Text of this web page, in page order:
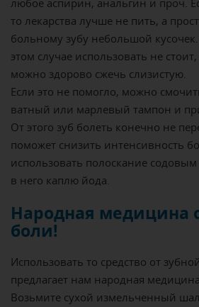
любое аспирин, анальгин и проч.
то лекарства лучше не пить, а
больному зубу небольшой
этом случае использовать не
можно здорово сжечь слизистую.
Если это не помогло, можно
ватный или марлевый тампон и
От этого зуб болеть конечно не
поможет снизить интенсивность
использовать полоскание
в него каплю йода.
Народная медицина
боли!
Использовать то средство от
предлагает нам народная
Возьмите сухой измельченный